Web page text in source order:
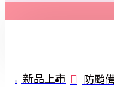
新品上市 防颱